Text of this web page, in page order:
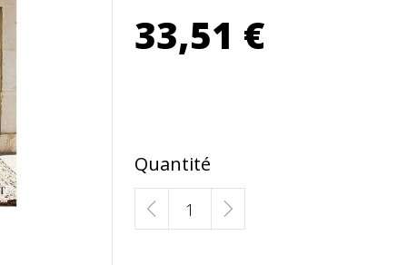
33,51 €
Quantité